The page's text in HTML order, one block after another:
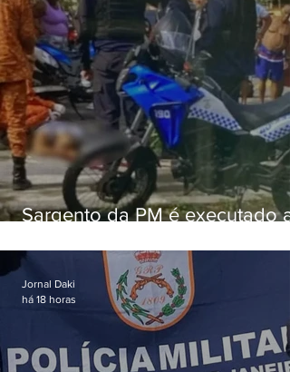
Sargento da PM é executado a
em Vaz Lobo
Jornal Daki
há 18 horas